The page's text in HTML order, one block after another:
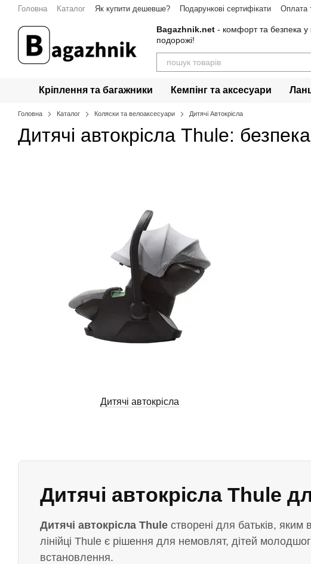
Перейти до основного контенту
Головна Каталог Як купити дешевше? Подарункові сертифікати Оплата
Bagazhnik.net - комфорт та безпека у
подорожі!
Кріплення та багажники Кемпінг та аксесуари
Головна Каталог Коляски та велоаксесуари Дитячі Автокрісла
Дитячі автокрісла Thule:
Дитячі автокрісла Thule
Дитячі автокрісла Thule створені для батьків, яким
лінійці Thule є рішення для немовлят, дітей
встановлення.
Дитячі автокрісла